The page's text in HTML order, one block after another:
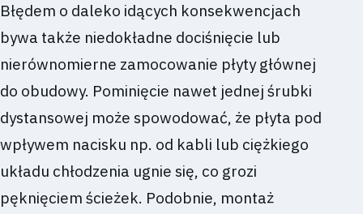
Błędem o daleko idących konsekwencjach
bywa także niedokładne dociśnięcie lub
nierównomierne zamocowanie płyty głównej
do obudowy. Pominięcie nawet jednej śrubki
dystansowej może spowodować, że płyta pod
wpływem nacisku np. od kabli lub ciężkiego
układu chłodzenia ugnie się, co grozi
pęknięciem ścieżek. Podobnie, montaż